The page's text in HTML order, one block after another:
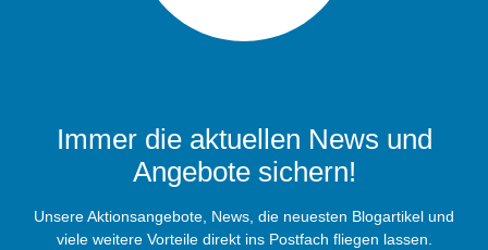
Immer die aktuellen News und
Angebote sichern!
Unsere Aktionsangebote, News, die neuesten Blogartikel und
viele weitere Vorteile direkt ins Postfach fliegen lassen.